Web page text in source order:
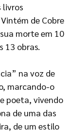
livros
de Cobre
morte em 10
13 obras.
na voz de
marcando-o
poeta, vivendo
de uma das
de um estilo